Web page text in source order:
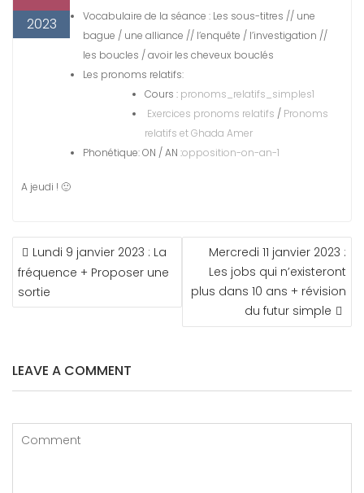
2023
Vocabulaire de la séance : Les sous-titres // une
bague / une alliance // l’enquête / l’investigation //
les boucles / avoir les cheveux bouclés
Les pronoms relatifs:
Cours : pronoms_relatifs_simples1
Exercices pronoms relatifs / Pronoms
relatifs et Ghada Amer
Phonétique: ON / AN :opposition-on-an-1
A jeudi ! 🙂
NAVIGATION
DE
L’ARTICLE
Lundi 9 janvier 2023 : La
fréquence + Proposer une
sortie
Mercredi 11 janvier 2023 :
Les jobs qui n’existeront
plus dans 10 ans + révision
du futur simple
LEAVE A COMMENT